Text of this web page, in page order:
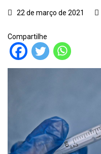
22 de março de 2021
Compartilhe